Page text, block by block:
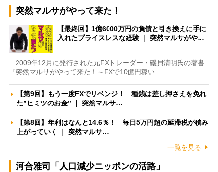
突然マルサがやって来た！
【最終回】1億6000万円の負債と引き換えに手に
入れたプライスレスな経験 ｜ 突然マルサがや…
2009年12月に発行された元FXトレーダー・磯貝清明氏の著書
『突然マルサがやって来た！～FXで10億円稼い…
【第9回】もう一度FXでリベンジ！ 種銭は差し押さえを免れ
た”ヒミツのお金” ｜ 突然マルサ…
【第8回】年利はなんと14.6％！ 毎日5万円超の延滞税が積み
上がっていく ｜ 突然マルサ…
一覧を見る
河合雅司「人口減少ニッポンの活路」